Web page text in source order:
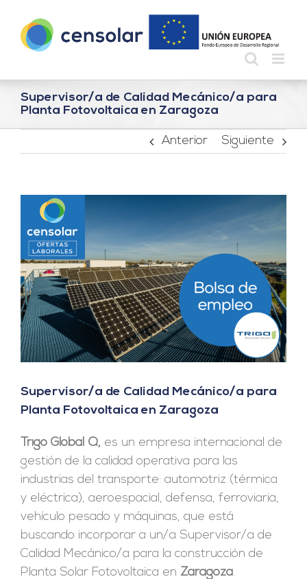
contenido
Supervisor/a de Calidad Mecánico/a para
Planta Fotovoltaica en Zaragoza
Anterior Siguiente
imagen
más
grande
Supervisor/a de Calidad Mecánico/a para
Planta Fotovoltaica en Zaragoza
Trigo Global Q, es un empresa internacional de
gestión de la calidad operativa para las
industrias del transporte: automotriz (térmica
y eléctrica), aeroespacial, defensa, ferroviaria,
vehículo pesado y máquinas, que está
buscando incorporar a un/a Supervisor/a de
Calidad Mecánico/a para la construcción de
Planta Solar Fotovoltaica en Zaragoza.